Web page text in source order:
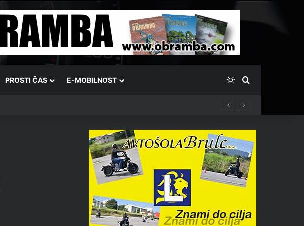
PROSTI ČAS E-MOBILNOST Switch skin
Išči